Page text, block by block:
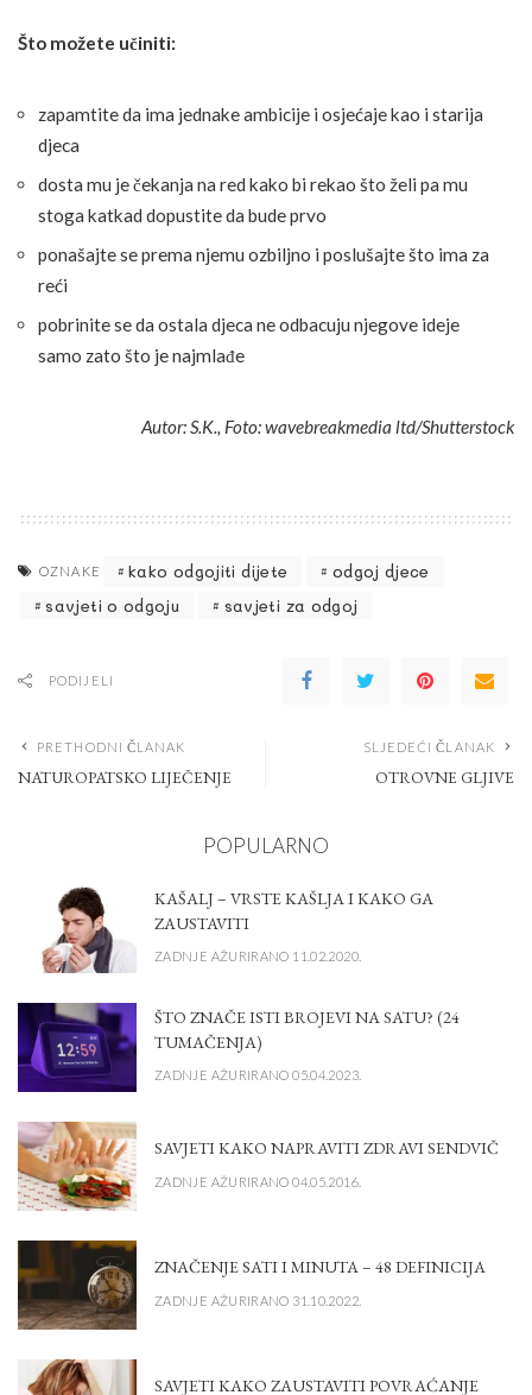
Što možete učiniti:
zapamtite da ima jednake ambicije i osjećaje kao i starija
djeca
dosta mu je čekanja na red kako bi rekao što želi pa mu
stoga katkad dopustite da bude prvo
ponašajte se prema njemu ozbiljno i poslušajte što ima za
reći
pobrinite se da ostala djeca ne odbacuju njegove ideje
samo zato što je najmlađe
Autor: S.K., Foto: wavebreakmedia ltd/Shutterstock
OZNAKE kako odgojiti dijete
odgoj djece
savjeti o odgoju
savjeti za odgoj
PODIJELI
PRETHODNI ČLANAK
NATUROPATSKO LIJEČENJE
SLJEDEĆI ČLANAK
OTROVNE GLJIVE
POPULARNO
KAŠALJ – VRSTE KAŠLJA I KAKO GA
ZAUSTAVITI
ZADNJE AŽURIRANO 11.02.2020.
ŠTO ZNAČE ISTI BROJEVI NA SATU? (24
TUMAČENJA)
ZADNJE AŽURIRANO 05.04.2023.
SAVJETI KAKO NAPRAVITI ZDRAVI SENDVIČ
ZADNJE AŽURIRANO 04.05.2016.
ZNAČENJE SATI I MINUTA – 48 DEFINICIJA
ZADNJE AŽURIRANO 31.10.2022.
SAVJETI KAKO ZAUSTAVITI POVRAĆANJE